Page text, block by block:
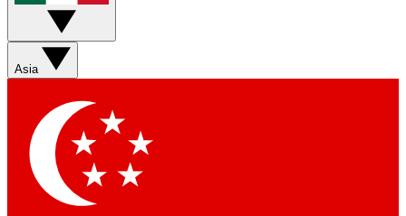
Asia